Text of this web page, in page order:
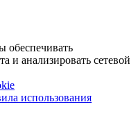
обеспечивать
и анализировать сетевой
использования